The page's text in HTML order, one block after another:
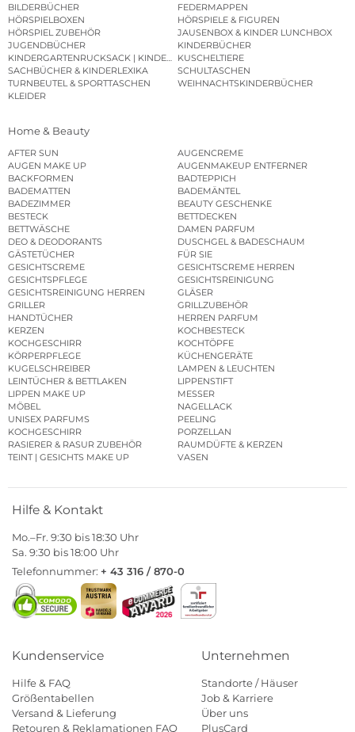
BILDERBÜCHER
FEDERMAPPEN
HÖRSPIELBOXEN
HÖRSPIELE & FIGUREN
HÖRSPIEL ZUBEHÖR
JAUSENBOX & KINDER LUNCHBOX
JUGENDBÜCHER
KINDERBÜCHER
KINDERGARTENRUCKSACK | KINDERGARTENBEUTEL
KUSCHELTIERE
SACHBÜCHER & KINDERLEXIKA
SCHULTASCHEN
TURNBEUTEL & SPORTTASCHEN
WEIHNACHTSKINDERBÜCHER
KLEIDER
Home & Beauty
AFTER SUN
AUGENCREME
AUGEN MAKE UP
AUGENMAKEUP ENTFERNER
BACKFORMEN
BADTEPPICH
BADEMATTEN
BADEMÄNTEL
BADEZIMMER
BEAUTY GESCHENKE
BESTECK
BETTDECKEN
BETTWÄSCHE
DAMEN PARFUM
DEO & DEODORANTS
DUSCHGEL & BADESCHAUM
GÄSTETÜCHER
FÜR SIE
GESICHTSCREME
GESICHTSCREME HERREN
GESICHTSPFLEGE
GESICHTSREINIGUNG
GESICHTSREINIGUNG HERREN
GLÄSER
GRILLER
GRILLZUBEHÖR
HANDTÜCHER
HERREN PARFUM
KERZEN
KOCHBESTECK
KOCHGESCHIRR
KOCHTÖPFE
KÖRPERPFLEGE
KÜCHENGERÄTE
KUGELSCHREIBER
LAMPEN & LEUCHTEN
LEINTÜCHER & BETTLAKEN
LIPPENSTIFT
LIPPEN MAKE UP
MESSER
MÖBEL
NAGELLACK
UNISEX PARFUMS
PEELING
KOCHGESCHIRR
PORZELLAN
RASIERER & RASUR ZUBEHÖR
RAUMDÜFTE & KERZEN
TEINT | GESICHTS MAKE UP
VASEN
Hilfe & Kontakt
Mo.–Fr. 9:30 bis 18:30 Uhr
Sa. 9:30 bis 18:00 Uhr
Telefonnummer: + 43 316 / 870-0
Kundenservice
Hilfe & FAQ
Größentabellen
Versand & Lieferung
Retouren & Reklamationen FAQ
Unternehmen
Standorte / Häuser
Job & Karriere
Über uns
PlusCard